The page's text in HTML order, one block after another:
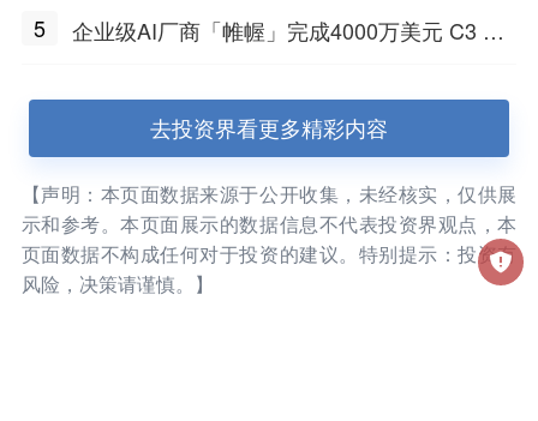
5
企业级AI厂商「帷幄」完成4000万美元 C3 轮
去投资界看更多精彩内容
【声明：本页面数据来源于公开收集，未经核实，仅供展
示和参考。本页面展示的数据信息不代表投资界观点，本
页面数据不构成任何对于投资的建议。特别提示：投资有
风险，决策请谨慎。】